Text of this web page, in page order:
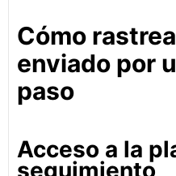
Cómo
enviado por
paso
Acceso a la
seguimiento